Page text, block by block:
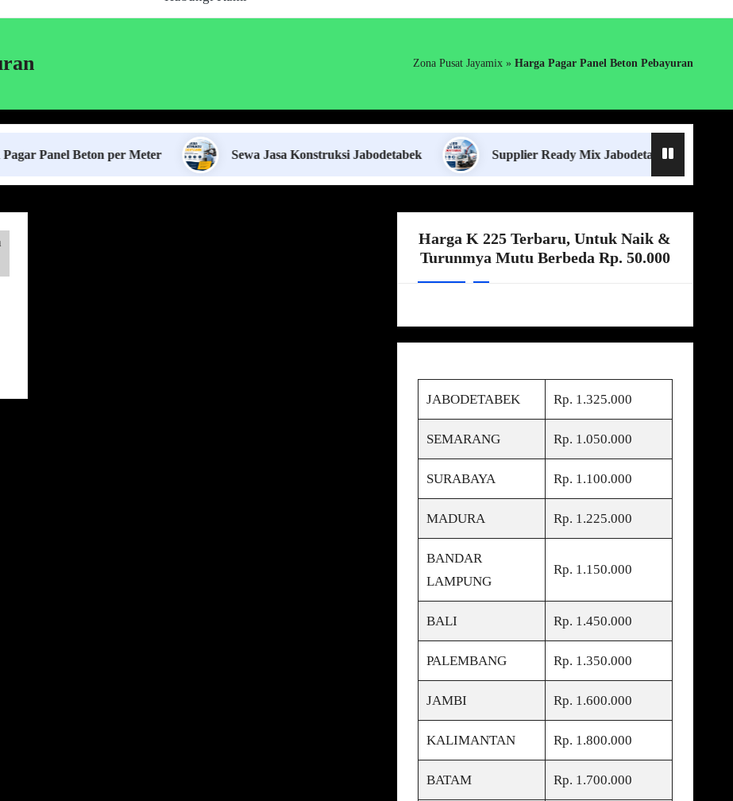
Zona Pusat Jayamix » Harga Pagar Panel Beton Pebayuran
Beton per Meter Sewa Jasa Konstruksi Jabodetabek Supplier Ready Mix Jabodetabek
Harga K 225 Terbaru, Untuk Naik &
Turunmya Mutu Berbeda Rp. 50.000
JABODETABEK Rp. 1.325.000
SEMARANG Rp. 1.050.000
SURABAYA Rp. 1.100.000
MADURA Rp. 1.225.000
BANDAR
LAMPUNG
Rp. 1.150.000
BALI Rp. 1.450.000
PALEMBANG Rp. 1.350.000
JAMBI Rp. 1.600.000
KALIMANTAN Rp. 1.800.000
BATAM Rp. 1.700.000